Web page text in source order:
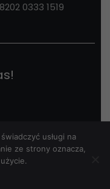
0333 1519
usługi na
ze strony oznacza,